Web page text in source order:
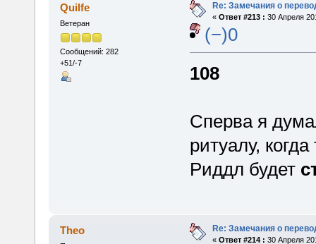
Quilfe
Ветеран
Сообщений: 282
+51/-7
Re: Замечания о
« Ответ #213 : 30 Апреля
(−)0
108
Сперва я
ритуалу,
Риддл будет
Theo Re: Замечания о
« Ответ #214 : 30 Апреля